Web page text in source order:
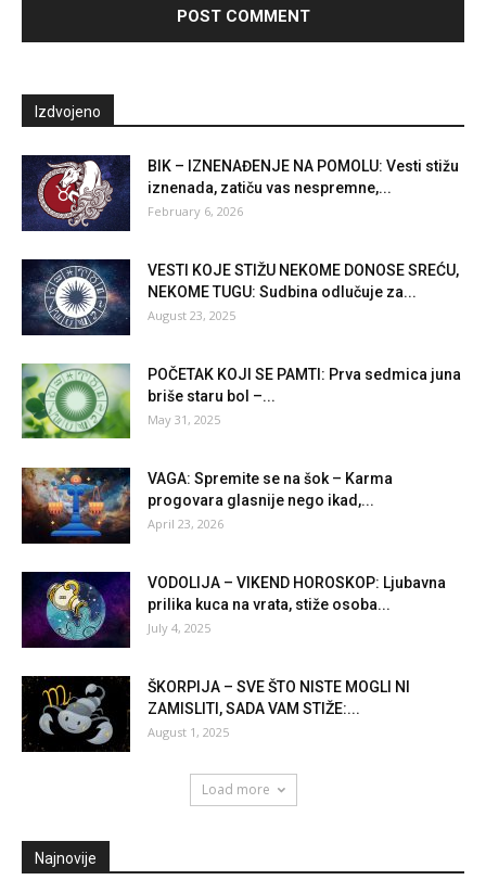
Izdvojeno
BIK – IZNENAĐENJE NA POMOLU: Vesti stižu
iznenada, zatiču vas nespremne,...
February 6, 2026
VESTI KOJE STIŽU NEKOME DONOSE SREĆU,
NEKOME TUGU: Sudbina odlučuje za...
August 23, 2025
POČETAK KOJI SE PAMTI: Prva sedmica juna
briše staru bol –...
May 31, 2025
VAGA: Spremite se na šok – Karma
progovara glasnije nego ikad,...
April 23, 2026
VODOLIJA – VIKEND HOROSKOP: Ljubavna
prilika kuca na vrata, stiže osoba...
July 4, 2025
ŠKORPIJA – SVE ŠTO NISTE MOGLI NI
ZAMISLITI, SADA VAM STIŽE:...
August 1, 2025
Load more
Najnovije